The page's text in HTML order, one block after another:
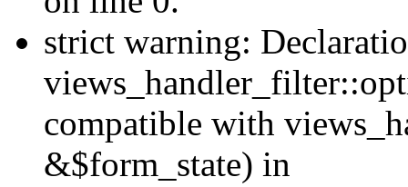
strict warning:
compatible with
&$form_state) in